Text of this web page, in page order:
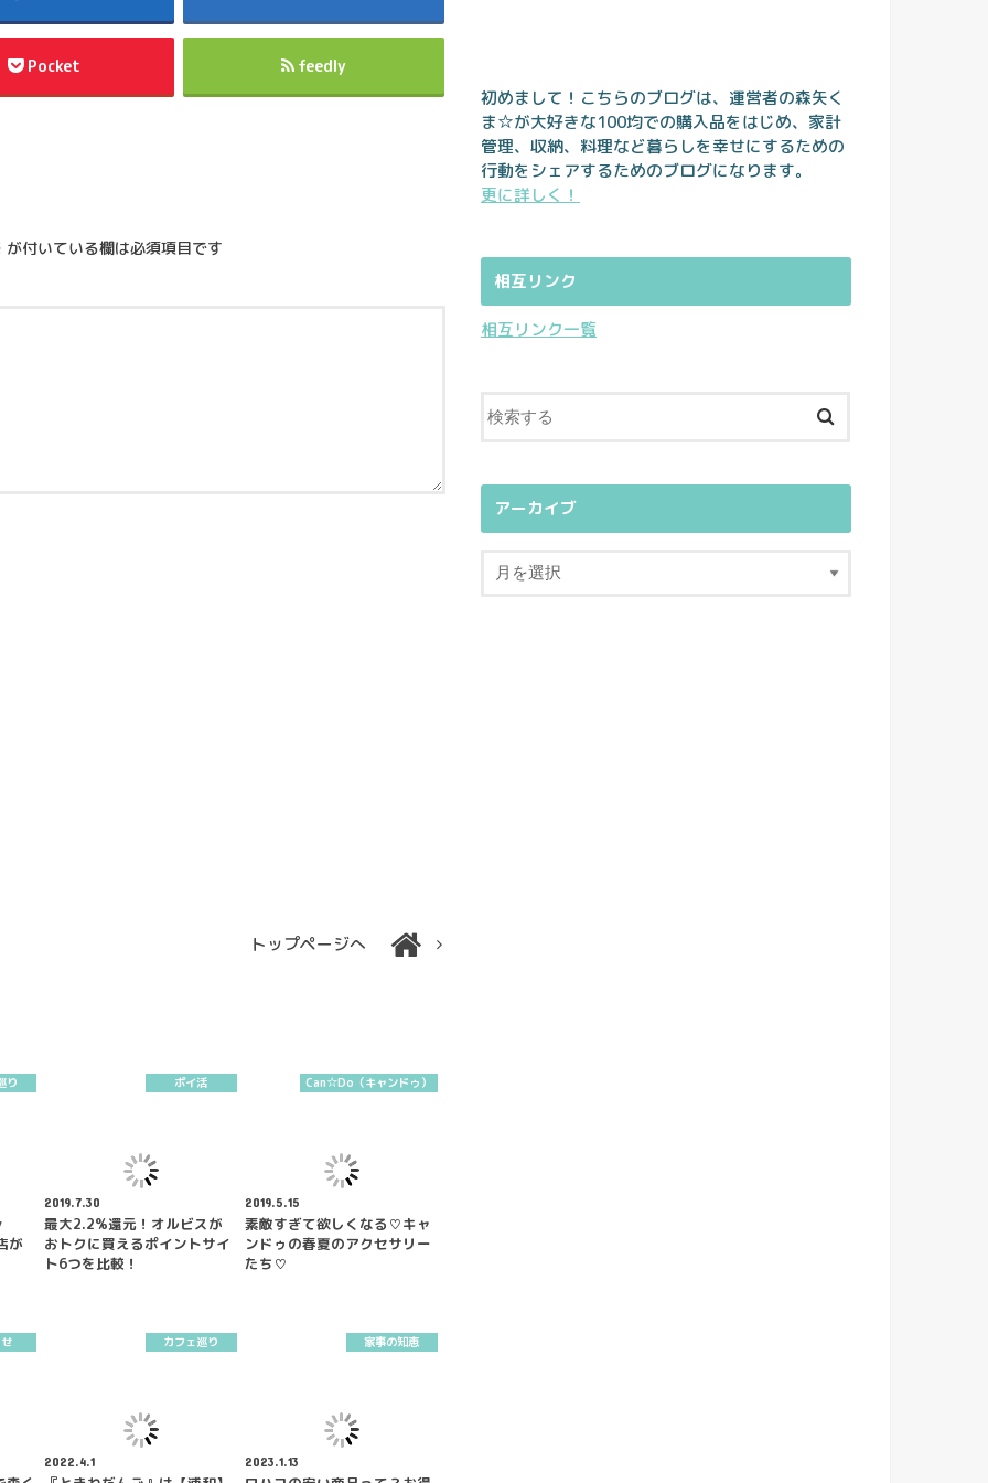
Pocket feedly
が付いている欄は必須項目です
トップページへ
り
が
ポイ活
2019.7.30
最大2.2%還元！オルビスが
おトクに買えるポイントサイ
ト6つを比較！
Can☆Do（キャンドゥ）
2019.5.15
素敵すぎて欲しくなる♡キャ
ンドゥの春夏のアクセサリー
たち♡
カフェ巡り
2022.4.1
家事の知恵
2023.1.13
初めまして！こちらのブログは、運営者の森矢く
ま☆が大好きな100均での購入品をはじめ、家計
管理、収納、料理など暮らしを幸せにするための
行動をシェアするためのブログになります。
更に詳しく！
相互リンク
相互リンク一覧
アーカイブ